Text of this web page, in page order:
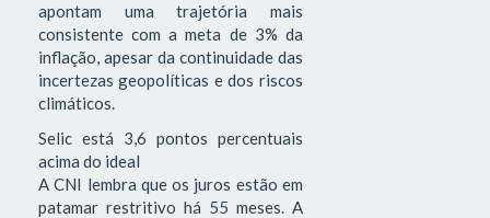
apontam uma trajetória mais
consistente com a meta de 3% da
inflação, apesar da continuidade das
incertezas geopolíticas e dos riscos
climáticos.
Selic está 3,6 pontos percentuais
acima do ideal
A CNI lembra que os juros estão em
patamar restritivo há 55 meses. A